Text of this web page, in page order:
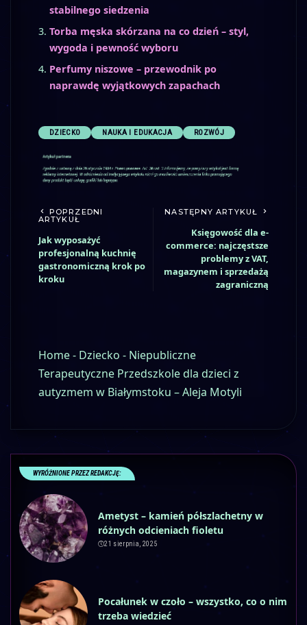
stabilnego siedzenia
Torba męska skórzana na co dzień – styl,
wygoda i pewność wyboru
Perfumy niszowe – przewodnik po
naprawdę wyjątkowych zapachach
DZIECKO NAUKA I EDUKACJA ROZWÓJ
POPRZEDNI
ARTYKUŁ
Jak wyposażyć
profesjonalną kuchnię
gastronomiczną krok po
kroku
NASTĘPNY ARTYKUŁ
Księgowość dla e-
commerce: najczęstsze
problemy z VAT,
magazynem i sprzedażą
zagraniczną
Home- Dziecko - Niepubliczne
Terapeutyczne Przedszkole dla dzieci z
autyzmem w Białymstoku – Aleja Motyli
WYRÓŻNIONE PRZEZ REDAKCJĘ:
Ametyst – kamień półszlachetny w
różnych odcieniach fioletu
21 sierpnia, 2025
Pocałunek w czoło – wszystko, co o nim
trzeba wiedzieć